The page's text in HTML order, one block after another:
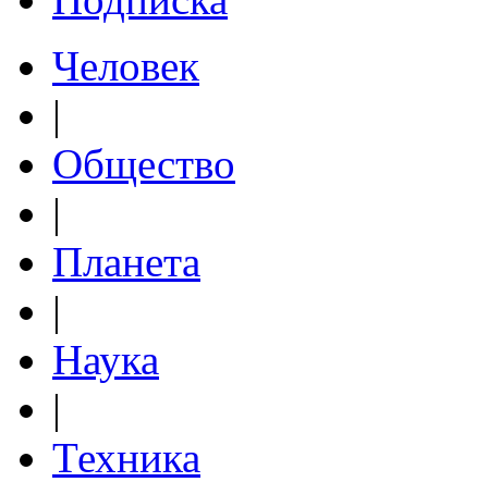
Человек
|
Общество
|
Планета
|
Наука
|
Техника